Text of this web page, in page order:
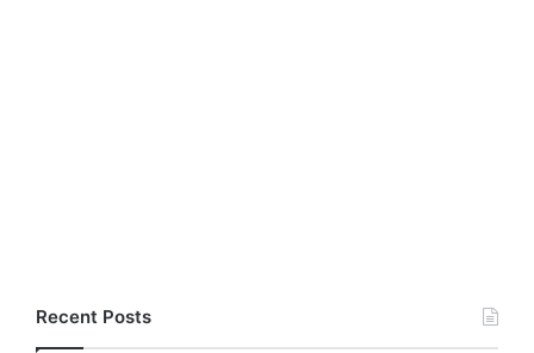
Recent Posts